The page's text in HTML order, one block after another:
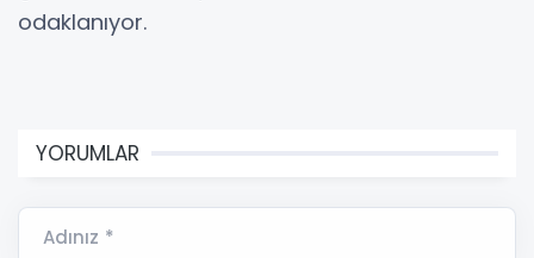
odaklanıyor.
YORUMLAR
Adınız *